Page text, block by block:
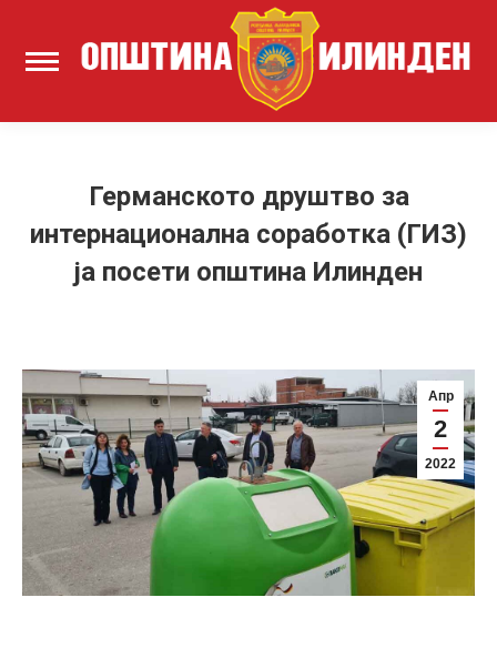
Германското друштво за
интернационална соработка (ГИЗ)
ја посети општина Илинден
Апр
2
2022